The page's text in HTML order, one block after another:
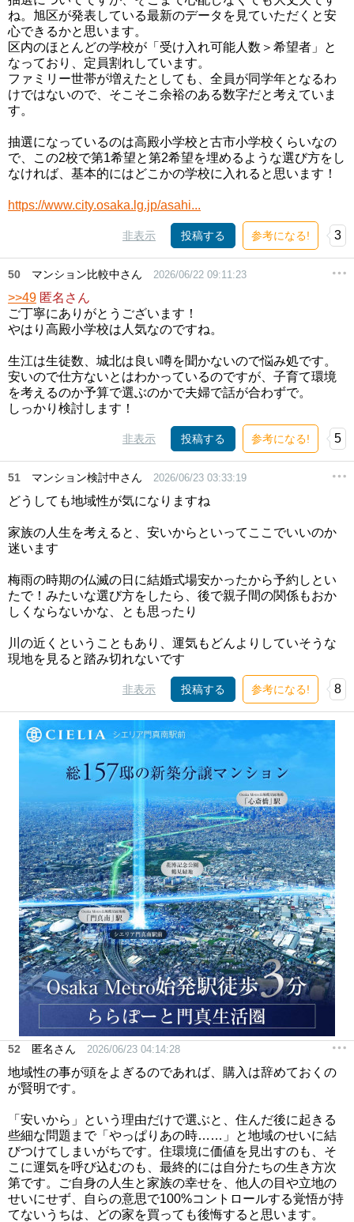
ね。旭区が発表している最新のデータを見ていただくと安
心できるかと思います。
区内のほとんどの学校が「受け入れ可能人数＞希望者」と
なっており、定員割れしています。
ファミリー世帯が増えたとしても、全員が同学年となるわ
けではないので、そこそこ余裕のある数字だと考えていま
す。
抽選になっているのは高殿小学校と古市小学校くらいなの
で、この2校で第1希望と第2希望を埋めるような選び方をし
なければ、基本的にはどこかの学校に入れると思います！
https://www.city.osaka.lg.jp/asahi...
非表示 投稿する 参考になる! 3
50 マンション比較中さん 2026/06/22 09:11:23
>>49 匿名さん
ご丁寧にありがとうございます！
やはり高殿小学校は人気なのですね。
生江は生徒数、城北は良い噂を聞かないので悩み処です。
安いので仕方ないとはわかっているのですが、子育て環境
を考えるのか予算で選ぶのかで夫婦で話が合わずで。
しっかり検討します！
非表示 投稿する 参考になる! 5
51 マンション検討中さん 2026/06/23 03:33:19
どうしても地域性が気になりますね
家族の人生を考えると、安いからといってここでいいのか
迷います
梅雨の時期の仏滅の日に結婚式場安かったから予約しとい
たで！みたいな選び方をしたら、後で親子間の関係もおか
しくならないかな、とも思ったり
川の近くということもあり、運気もどんよりしていそうな
現地を見ると踏み切れないです
非表示 投稿する 参考になる! 8
52 匿名さん 2026/06/23 04:14:28
地域性の事が頭をよぎるのであれば、購入は辞めておくの
が賢明です。
「安いから」という理由だけで選ぶと、住んだ後に起きる
些細な問題まで「やっぱりあの時……」と地域のせいに結
びつけてしまいがちです。住環境に価値を見出すのも、そ
こに運気を呼び込むのも、最終的には自分たちの生き方次
第です。ご自身の人生と家族の幸せを、他人の目や立地の
せいにせず、自らの意思で100%コントロールする覚悟が持
てないうちは、どの家を買っても後悔すると思います。